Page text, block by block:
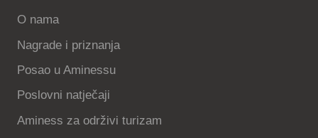
O nama
Nagrade i priznanja
Posao u Aminessu
Poslovni natječaji
Aminess za održivi turizam